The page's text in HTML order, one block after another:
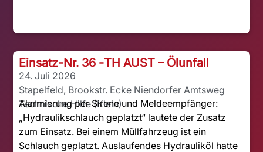
Einsatz-Nr. 36 -TH AUST – Ölunfall
24. Juli 2026
Stapelfeld, Brookstr. Ecke Niendorfer Amtsweg
Technische Hilfe (Klein)
Alarmierung per Sirene und Meldeempfänger:
„Hydraulikschlauch geplatzt“ lautete der Zusatz
zum Einsatz. Bei einem Müllfahrzeug ist ein
Schlauch geplatzt. Auslaufendes Hydrauliköl hatte